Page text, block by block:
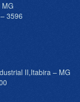
3596
II,Itabira – MG